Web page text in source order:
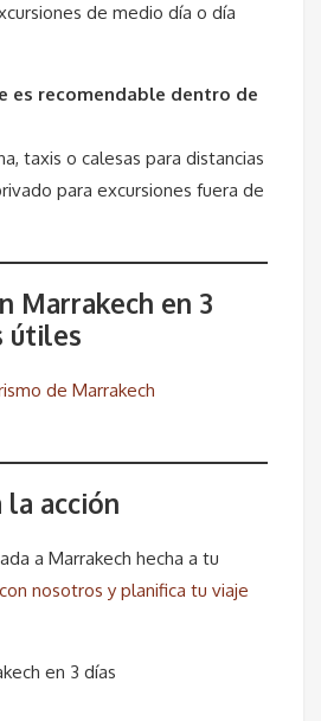
de medio día o día
es recomendable dentro de
taxis o calesas para distancias
para excursiones fuera de
Marrakech en 3
útiles
de Marrakech
acción
a Marrakech hecha a tu
nosotros y planifica tu viaje